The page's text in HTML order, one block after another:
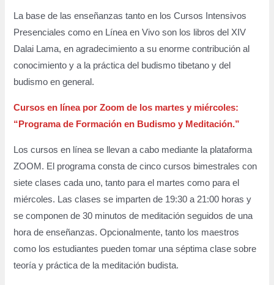
La base de las enseñanzas tanto en los Cursos Intensivos
Presenciales como en Línea en Vivo son los libros del XIV
Dalai Lama, en agradecimiento a su enorme contribución al
conocimiento y a la práctica del budismo tibetano y del
budismo en general.
Cursos en línea por Zoom de los martes y miércoles:
“Programa de Formación en Budismo y Meditación.”
Los cursos en línea se llevan a cabo mediante la plataforma
ZOOM. El programa consta de cinco cursos bimestrales con
siete clases cada uno, tanto para el martes como para el
miércoles. Las clases se imparten de 19:30 a 21:00 horas y
se componen de 30 minutos de meditación seguidos de una
hora de enseñanzas. Opcionalmente, tanto los maestros
como los estudiantes pueden tomar una séptima clase sobre
teoría y práctica de la meditación budista.